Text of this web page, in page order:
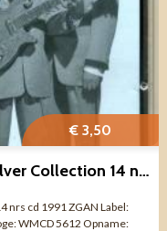
€ 3,50
The Inkspots In Concert The Silver Collection 14 nrs cd ZGAN
nrs cd 1991 ZGAN Label:
WMCD 5612 Opname: